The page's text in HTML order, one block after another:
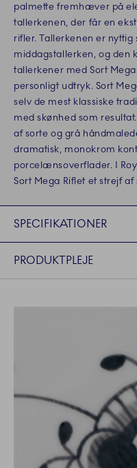
palmette fremhæver på
tallerkenen, der får en
rifler. Tallerkenen er
middagstallerken, og den
tallerkener med Sort
personligt udtryk. Sort
selv de mest klassiske
med skønhed som
af sorte og grå
dramatisk, monokrom
porcelænsoverflader. I
Sort Mega Riflet et strejf
SPECIFIKATIONER
PRODUKTPLEJE